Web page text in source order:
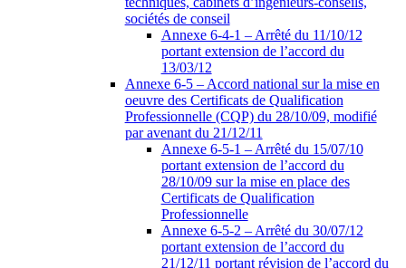
sociétés de conseil
Annexe 6-4-1 – Arrêté du 11/10/12
portant extension de l’accord du
13/03/12
Annexe 6-5 – Accord national sur la mise en
oeuvre des Certificats de Qualification
Professionnelle (CQP) du 28/10/09, modifié
par avenant du 21/12/11
Annexe 6-5-1 – Arrêté du 15/07/10
portant extension de l’accord du
28/10/09 sur la mise en place des
Certificats de Qualification
Professionnelle
Annexe 6-5-2 – Arrêté du 30/07/12
portant extension de l’accord du
21/12/11 portant révision de l’accord du